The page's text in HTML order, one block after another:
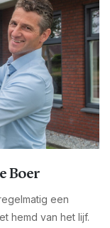
Boer
een
hemd van het lijf.